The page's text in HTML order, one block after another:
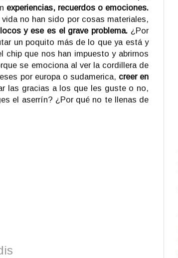
experiencias, recuerdos o emociones.
no han sido por cosas materiales,
y ese es el grave problema. ¿Por
un poquito más de lo que ya está y
chip que nos han impuesto y abrirnos
se emociona al ver la cordillera de
por europa o sudamerica, creer en
las gracias a los que les guste o no,
el aserrín? ¿Por qué no te llenas de